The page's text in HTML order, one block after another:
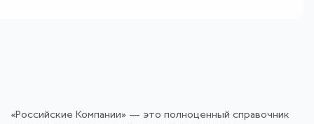
«Российские Компании» — это полноценный справочник